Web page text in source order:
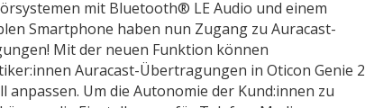
mit Bluetooth® LE Audio und einem
Smartphone haben nun Zugang zu Auracast-
Mit der neuen Funktion können
Auracast-Übertragungen in Oticon Genie 2
anpassen. Um die Autonomie der Kund:innen zu